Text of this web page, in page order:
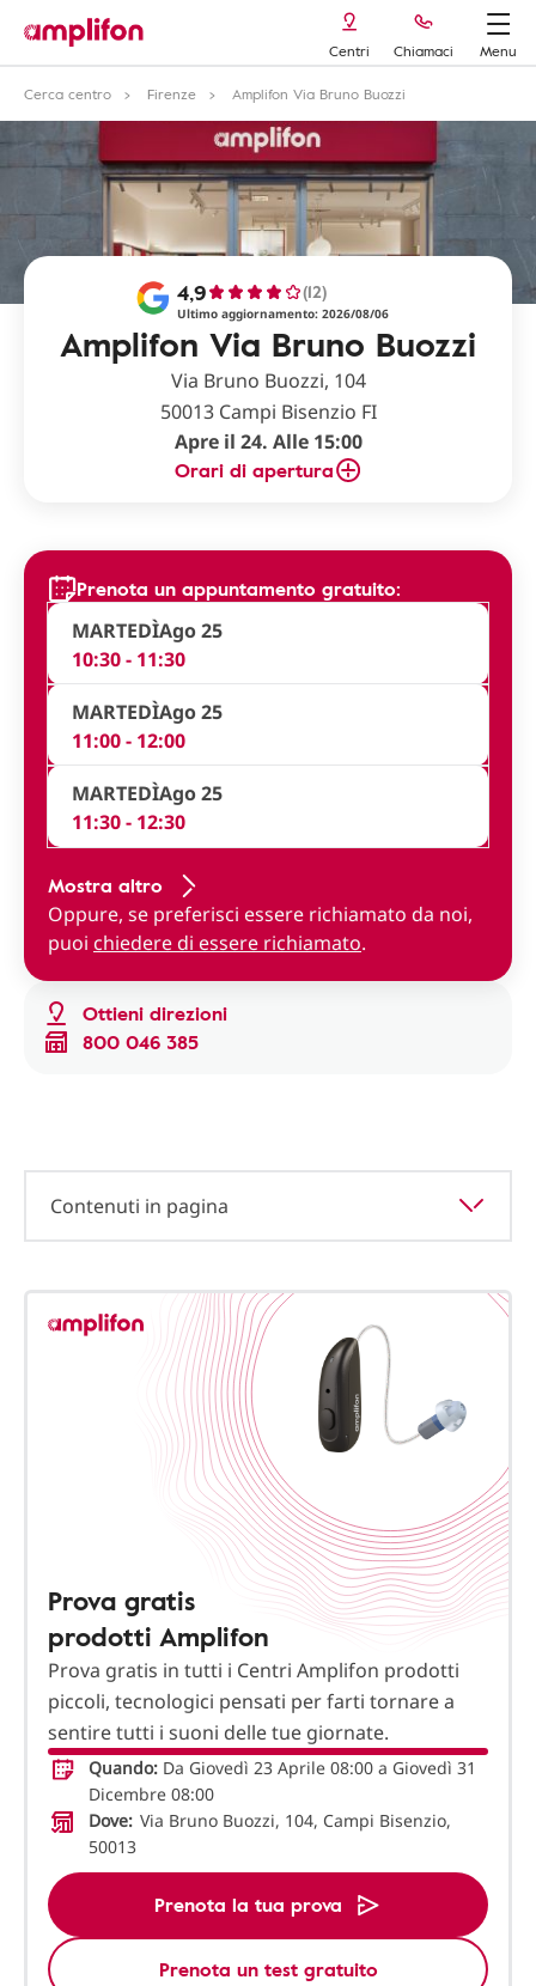
Centri Chiamaci
Menu
Cerca centro
Firenze Amplifon Via Bruno Buozzi
Amplifon Via Bruno Buozzi
4,9 (12)
Ultimo aggiornamento: 2026/08/06
Via Bruno Buozzi, 104
50013 Campi Bisenzio FI
Apre il 24. Alle 15:00
Orari di apertura
Ottieni direzioni
800 046 385
Prenota un appuntamento gratuito:
MARTEDÌAgo 25
10:30 - 11:30
MARTEDÌAgo 25
11:00 - 12:00
MARTEDÌAgo 25
11:30 - 12:30
Mostra altro
Oppure, se preferisci essere richiamato da noi,
puoi chiedere di essere richiamato.
Contenuti in pagina
Prova gratis
prodotti Amplifon
Prova gratis in tutti i Centri Amplifon prodotti
piccoli, tecnologici pensati per farti tornare a
sentire tutti i suoni delle tue giornate.
Quando: Da Giovedì 23 Aprile 08:00 a Giovedì 31
Dicembre 08:00
Dove: Via Bruno Buozzi, 104, Campi Bisenzio,
50013
Prenota la tua prova
Prenota un test gratuito